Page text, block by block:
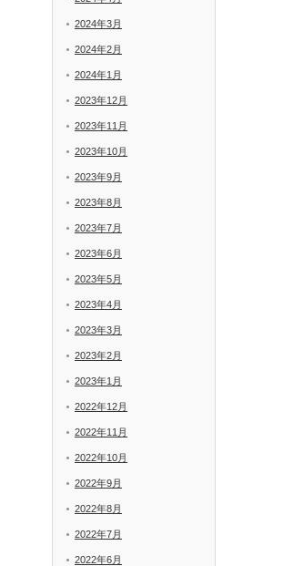
2024年3月
2024年2月
2024年1月
2023年12月
2023年11月
2023年10月
2023年9月
2023年8月
2023年7月
2023年6月
2023年5月
2023年4月
2023年3月
2023年2月
2023年1月
2022年12月
2022年11月
2022年10月
2022年9月
2022年8月
2022年7月
2022年6月